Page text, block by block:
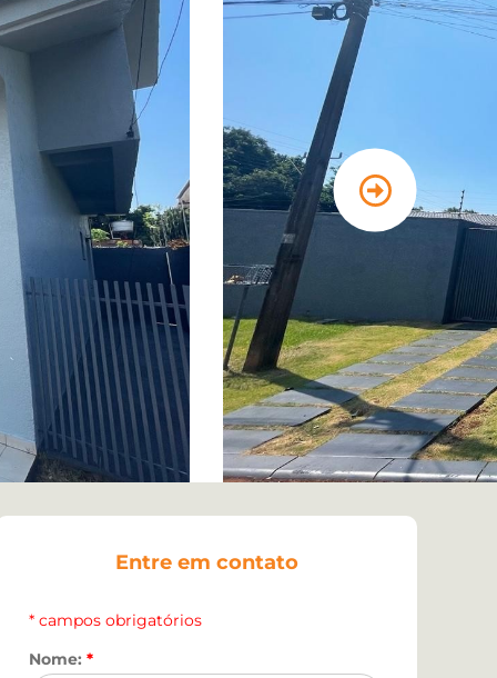
Entre em contato
* campos obrigatórios
Nome:*